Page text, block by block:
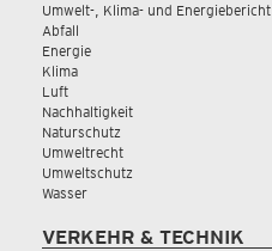
Umwelt-, Klima- und Energiebericht
Abfall
Energie
Klima
Luft
Nachhaltigkeit
Naturschutz
Umweltrecht
Umweltschutz
Wasser
VERKEHR & TECHNIK